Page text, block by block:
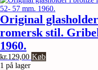
Original
romersk stil.
1960.
kr.129,00 Køb
1 på lager